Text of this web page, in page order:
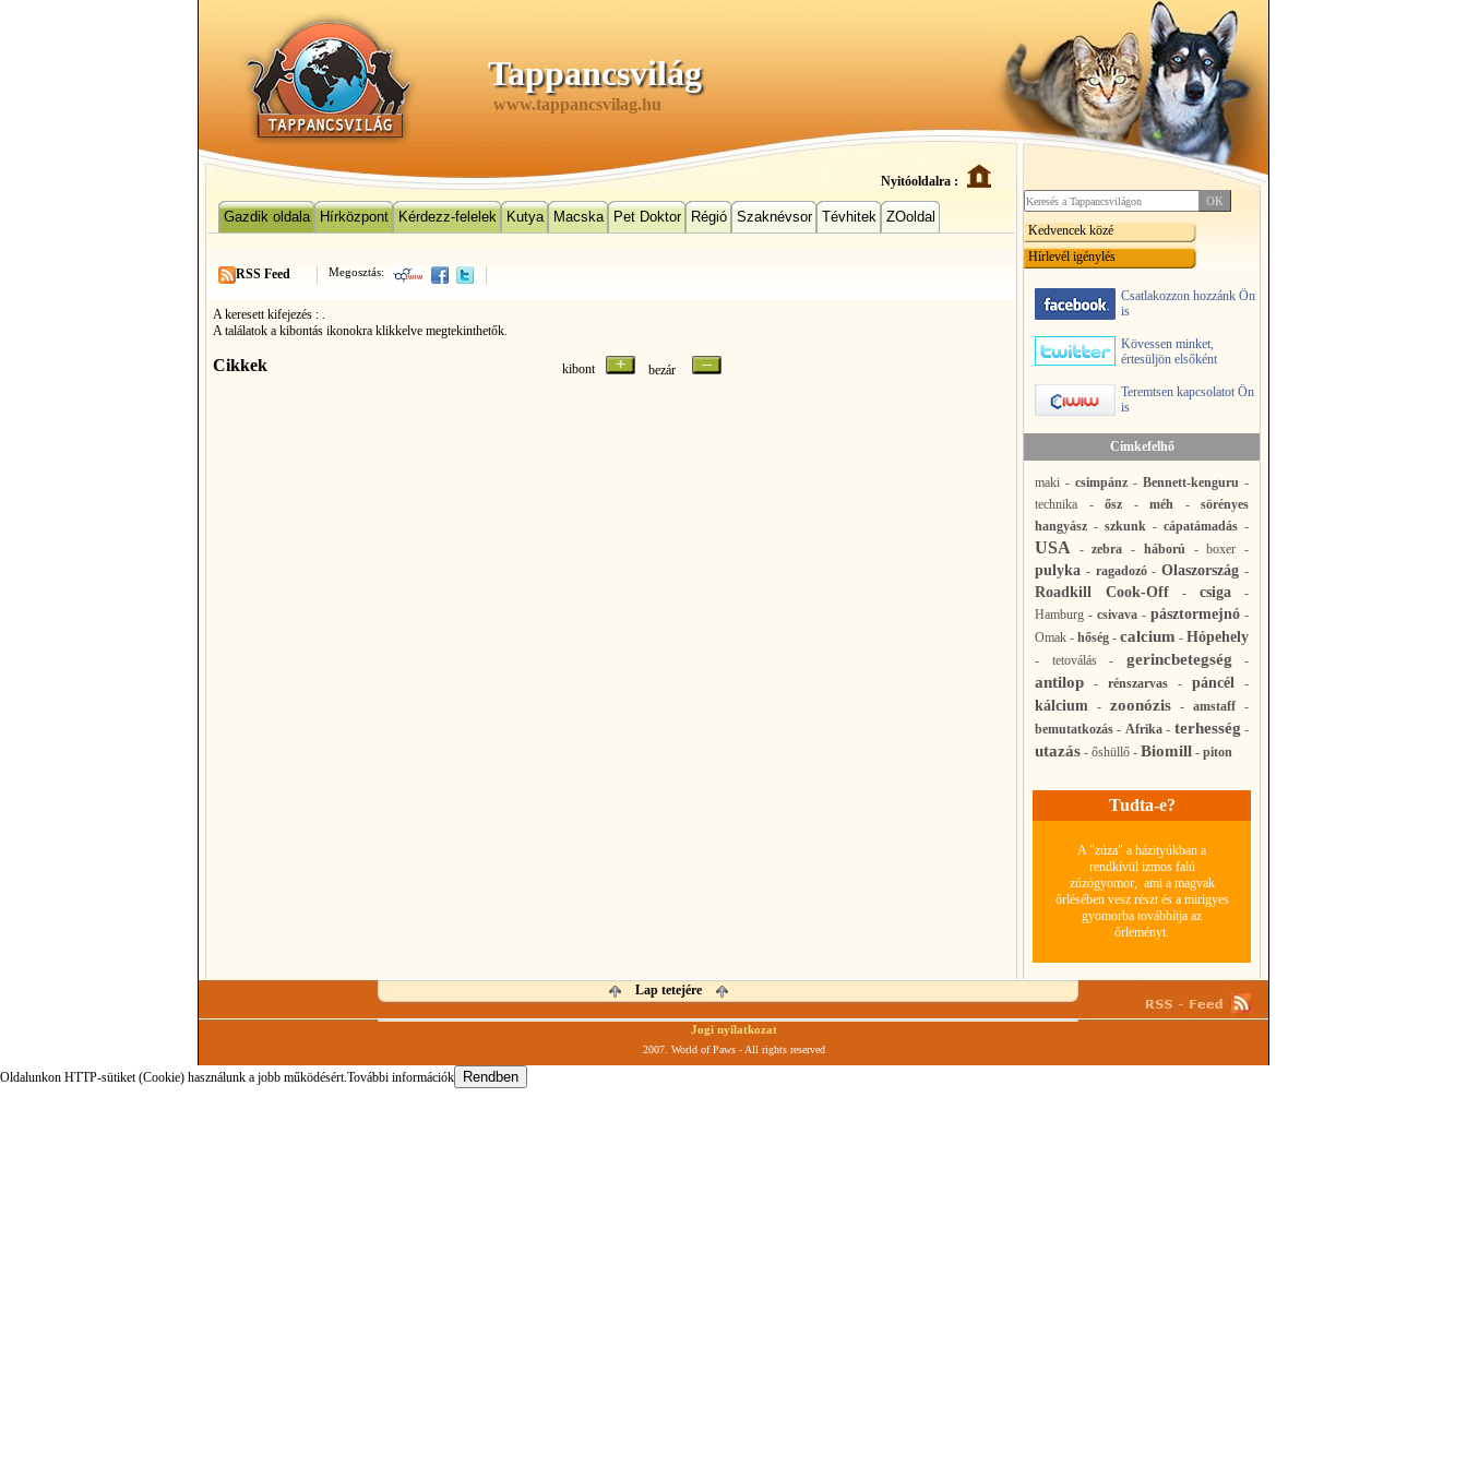
Tappancsvilág
www.tappancsvilag.hu
Nyitóoldalra :
Gazdik oldala Hírközpont Kérdezz-felelek Kutya Macska Pet Doktor Régió Szaknévsor Tévhitek ZOoldal
Megosztás:
RSS Feed
A keresett kifejezés : .
A találatok a kibontás ikonokra klikkelve megtekinthetők.
Cikkek kibont bezár
Kedvencek közé
Hírlevél igénylés
Csatlakozzon hozzánk Ön
is
Kövessen minket,
értesüljön elsőként
Teremtsen kapcsolatot Ön
is
Címkefelhő
maki - csimpánz - Bennett-kenguru -
technika - ősz - méh - sörényes
hangyász - szkunk - cápatámadás -
USA -zebra - háború-boxer -
pulyka - ragadozó-Olaszország -
Roadkill Cook-Off - csiga -
Hamburg - csivava - pásztormejnó -
Omak - hőség - calcium - Hópehely
- tetoválás- gerincbetegség -
antilop - rénszarvas - páncél -
kálcium - zoonózis - amstaff -
bemutatkozás - Afrika- terhesség -
utazás - őshüllő - Biomill - piton
Tudta-e?
A "zúza" a házityúkban a
rendkívül izmos falú
zúzógyomor, ami a magvak
őrlésében vesz részt és a mirigyes
gyomorba továbbítja az
őrleményt.
Lap tetejére
Jogi nyilatkozat
2007. World of Paws - All rights reserved
Oldalunkon HTTP-sütiket (Cookie) használunk a jobb működésért.További információk